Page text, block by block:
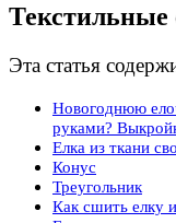
Текстильные
Эта статья
Новогоднюю
руками?
Елка из ткани
Конус
Треугольник
Как сшить елку